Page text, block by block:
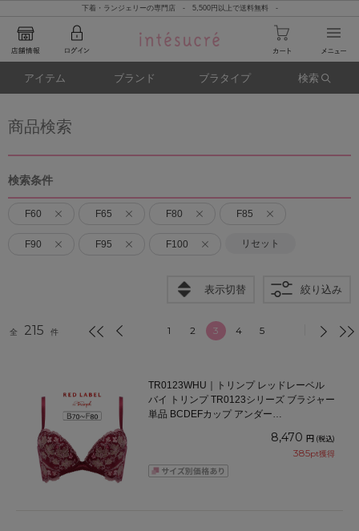
下着・ランジェリーの専門店 - 5,500円以上で送料無料 -
アイテム ブランド ブラタイプ 検索
商品検索
検索条件
F60 F65 F80 F85
F90 F95 F100 リセット
表示切替 絞り込み
全 215 件 1 2 3 4 5
TR0123WHU｜トリンプ レッドレーベル
バイ トリンプ TR0123シリーズ ブラジャー
単品 BCDEFカップ アンダー
8,470 円 (税込)
385pt獲得